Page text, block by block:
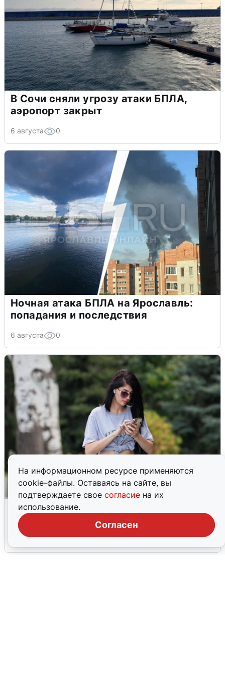
На информационном ресурсе применяются
cookie-файлы. Оставаясь на сайте, вы
подтверждаете свое согласие на их
использование.
Согласен
В Сочи сняли угрозу атаки БПЛА,
аэропорт закрыт
6 августа 0
Ночная атака БПЛА на Ярославль:
попадания и последствия
6 августа 0
Волгоградцы остались без
мобильного интернета
6 августа 0